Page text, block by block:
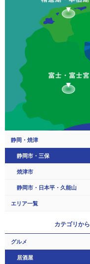
静岡・焼津
静岡市・三保
焼津市
静岡市・日本平・久能山
エリア一覧
カテゴリから
グルメ
居酒屋